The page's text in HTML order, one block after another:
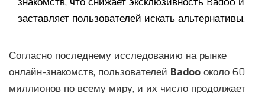
заставляет пользователей искать альтернативы.
Согласно последнему исследованию на рынке
онлайн-знакомств, пользователей Badoo около 60
миллионов по всему миру, и их число продолжает